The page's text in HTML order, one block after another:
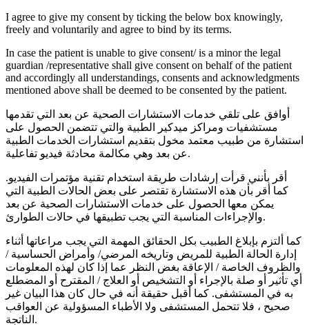
I agree to give my consent by ticking the below box knowingly,
freely and voluntarily and agree to bind by its terms.
In case the patient is unable to give consent/ is a minor the legal
guardian /representative shall give consent on behalf of the patient
and accordingly all understandings, consents and acknowledgments
mentioned above shall be deemed to be consented by the patient.
أوافق على تلقي خدمات الاستشارات الصحية عن بعد التي تقدمها
مستشفيات ومراكز ميدكير الطبية والتي تتضمن الحصول على
استشارة من طبيب معتمد مخول بتقديم استشارات الخدمات الطبية
عن بعد وهي مكالمة محادثة فيديو تفاعلية.
أقر بأنني قرأت إرشادات طريقة استخدام تقنية مؤتمرات الفيديو.
كما أقر بأن هذه الاستشارة تقتصر على بعض الحالات الطبية التي
يمكن معها الحصول على خدمات الاستشارات الصحية عن بعد
والإجراءات المناسبة التي يجب تطبيقها في حالات الطوارئ.
كما ألتزم بإبلاغ الطبيب بكل الحقائق المهمة التي يجب مراعاتها أثناء
إدارة الحالة الطبية للمريض وتاريخه المرضي/ وأمراض الحساسية /
والظروف الخاصة / الإعاقة بغض النظر عما إذا كان لهذه المعلومات
أي تأثير أو صلة بالإجراء أو التشخيص أو العلاج / المقترح أو المضطلع
به في المستشفى. كما أقبل حقيقة أنه في حال كان هذا البيان غير
صحيح ، فلا تتحمل المستشفى ولا الأطباء المسؤولية عن العواقب
الناتجة.